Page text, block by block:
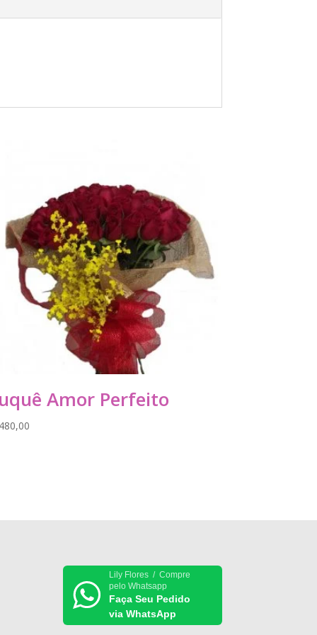
Amor Perfeito
480,00
Lily Flores / Compre
pelo Whatsapp
Faça Seu Pedido
via WhatsApp